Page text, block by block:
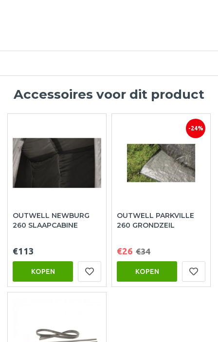
Accessoires voor dit product
OUTWELL NEWBURG
260 SLAAPCABINE
€113
KOPEN
-24%
OUTWELL PARKVILLE
260 GRONDZEIL
€26 €34
KOPEN